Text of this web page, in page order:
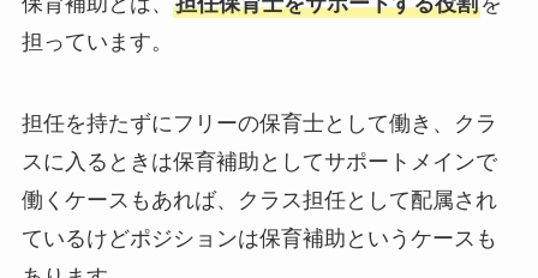
担っています。
担任を持たずにフリーの保育士として働き、クラ
スに入るときは保育補助としてサポートメインで
働くケースもあれば、クラス担任として配属され
ているけどポジションは保育補助というケースも